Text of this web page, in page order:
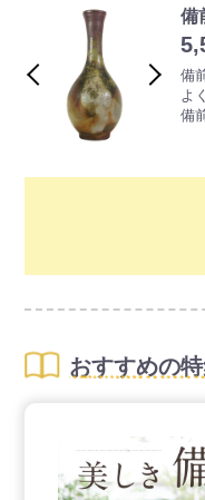
鉄
で
花
置
ぜ
◆
備
備
よ
備
焼
おすすめの